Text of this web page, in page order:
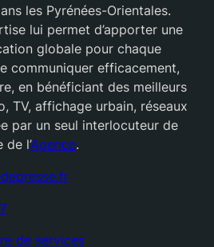
les Pyrénées-Orientales.
lui permet d’apporter une
globale pour chaque
communiquer efficacement,
en bénéficiant des meilleurs
TV, affichage urbain, réseaux
par un seul interlocuteur de
l’Agence.
de services